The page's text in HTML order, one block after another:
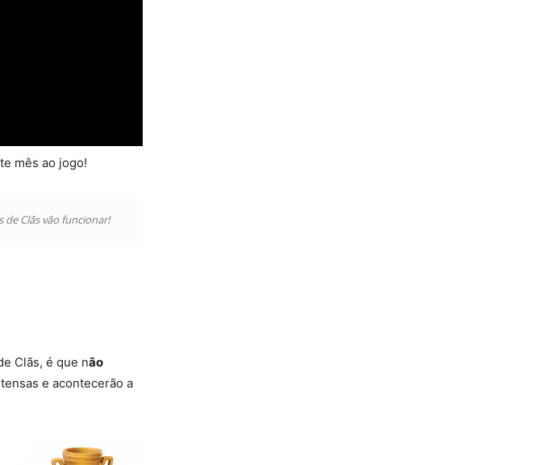
mês ao jogo!
de Clãs vão funcionar!
Clãs, é que não
e acontecerão a